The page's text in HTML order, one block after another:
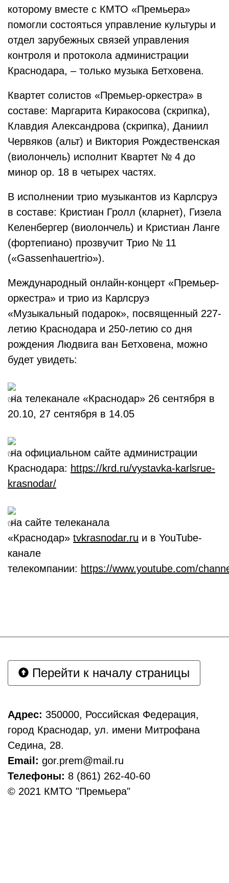
которому вместе с КМТО «Премьера»
помогли состояться управление культуры и
отдел зарубежных связей управления
контроля и протокола администрации
Краснодара, – только музыка Бетховена.
Квартет солистов «Премьер-оркестра» в
составе: Маргарита Киракосова (скрипка),
Клавдия Александрова (скрипка), Даниил
Червяков (альт) и Виктория Рождественская
(виолончель) исполнит Квартет № 4 до
минор ор. 18 в четырех частях.
В исполнении трио музыкантов из Карлсруэ
в составе: Кристиан Гролл (кларнет), Гизела
Келенбергер (виолончель) и Кристиан Ланге
(фортепиано) прозвучит Трио № 11
(«Gassenhauertrio»).
Международный онлайн-концерт «Премьер-
оркестра» и трио из Карлсруэ
«Музыкальный подарок», посвященный 227-
летию Краснодара и 250-летию со дня
рождения Людвига ван Бетховена, можно
будет увидеть:
на телеканале «Краснодар» 26 сентября в
20.10, 27 сентября в 14.05
на официальном сайте администрации
Краснодара: https://krd.ru/vystavka-karlsrue-
krasnodar/
на сайте телеканала
«Краснодар» tvkrasnodar.ru и в YouTube-
канале
телекомпании: https://www.youtube.com/
Перейти к началу страницы
Адрес: 350000, Российская Федерация,
город Краснодар, ул. имени Митрофана
Седина, 28.
Email: gor.prem@mail.ru
Телефоны: 8 (861) 262-40-60
© 2021 КМТО "Премьера"